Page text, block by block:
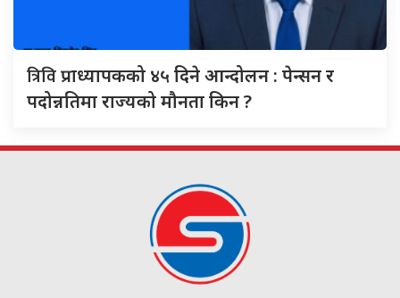
त्रिविप्राध्यापकको ४५ दिने आन्दोलन : पेन्सन र
पदोन्नतिमा राज्यको मौनता किन ?